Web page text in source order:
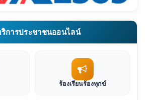
การประชาชนออนไลน์
ร้องเรียนร้องทุกข์